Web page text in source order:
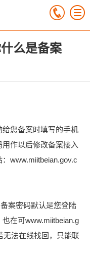
么是备案
您备案时填写的手机
作以后修改备案接入
www.miitbeian.gov.c
案密码默认是您登陆
在可www.miitbeian.g
无法在线找回，只能联